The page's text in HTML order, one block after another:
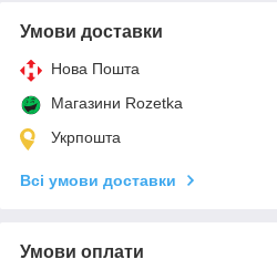
Умови доставки
Нова Пошта
Магазини Rozetka
Укрпошта
Всі умови доставки
Умови оплати